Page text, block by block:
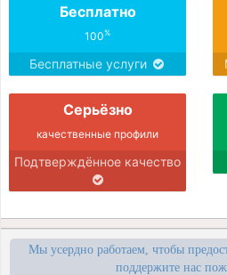
Бесплатно
100%
Бесплатные услуги
Серьёзно
качественные профили
Подтверждённое качество
Мы усердно работаем, чтобы
поддержите нас